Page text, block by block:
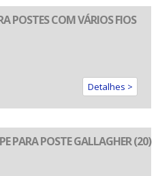
POSTES COM VÁRIOS FIOS
Detalhes >
PARA POSTE GALLAGHER (20)